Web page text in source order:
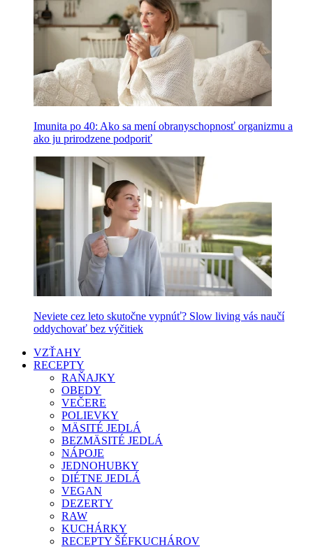
Imunita po 40: Ako sa mení obranyschopnosť organizmu a
ako ju prirodzene podporiť
Neviete cez leto skutočne vypnúť? Slow living vás naučí
oddychovať bez výčitiek
VZŤAHY
RECEPTY
RAŇAJKY
OBEDY
VEČERE
POLIEVKY
MÄSITÉ JEDLÁ
BEZMÄSITÉ JEDLÁ
NÁPOJE
JEDNOHUBKY
DIÉTNE JEDLÁ
VEGAN
DEZERTY
RAW
KUCHÁRKY
RECEPTY ŠÉFKUCHÁROV